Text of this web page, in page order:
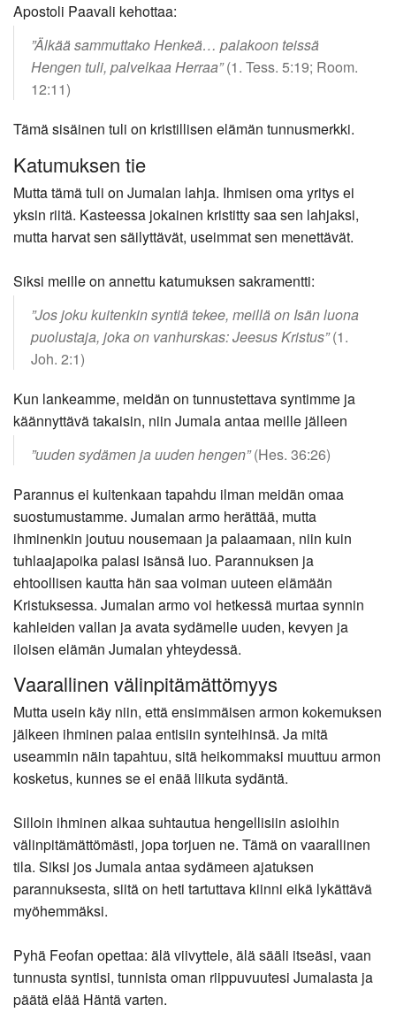
Apostoli Paavali kehottaa:
”Älkää sammuttako Henkeä… palakoon teissä
Hengen tuli, palvelkaa Herraa”(1. Tess. 5:19; Room.
12:11)
Tämä sisäinen tuli on kristillisen elämän tunnusmerkki.
Katumuksen tie
Mutta tämä tuli on Jumalan lahja. Ihmisen oma yritys ei
yksin riitä. Kasteessa jokainen kristitty saa sen lahjaksi,
mutta harvat sen säilyttävät, useimmat sen menettävät.
Siksi meille on annettu katumuksen sakramentti:
”Jos joku kuitenkin syntiä tekee, meillä on Isän luona
puolustaja, joka on vanhurskas: Jeesus Kristus”(1.
Joh. 2:1)
Kun lankeamme, meidän on tunnustettava syntimme ja
käännyttävä takaisin, niin Jumala antaa meille jälleen
”uuden sydämen ja uuden hengen”(Hes. 36:26)
Parannus ei kuitenkaan tapahdu ilman meidän omaa
suostumustamme. Jumalan armo herättää, mutta
ihminenkin joutuu nousemaan ja palaamaan, niin kuin
tuhlaajapoika palasi isänsä luo. Parannuksen ja
ehtoollisen kautta hän saa voiman uuteen elämään
Kristuksessa. Jumalan armo voi hetkessä murtaa synnin
kahleiden vallan ja avata sydämelle uuden, kevyen ja
iloisen elämän Jumalan yhteydessä.
Vaarallinen välinpitämättömyys
Mutta usein käy niin, että ensimmäisen armon kokemuksen
jälkeen ihminen palaa entisiin synteihinsä. Ja mitä
useammin näin tapahtuu, sitä heikommaksi muuttuu armon
kosketus, kunnes se ei enää liikuta sydäntä.
Silloin ihminen alkaa suhtautua hengellisiin asioihin
välinpitämättömästi, jopa torjuen ne. Tämä on vaarallinen
tila. Siksi jos Jumala antaa sydämeen ajatuksen
parannuksesta, siitä on heti tartuttava kiinni eikä lykättävä
myöhemmäksi.
Pyhä Feofan opettaa: älä viivyttele, älä sääli itseäsi, vaan
tunnusta syntisi, tunnista oman riippuvuutesi Jumalasta ja
päätä elää Häntä varten.